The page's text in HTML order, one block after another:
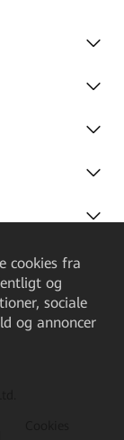
cookies fra
og
sociale
og annoncer